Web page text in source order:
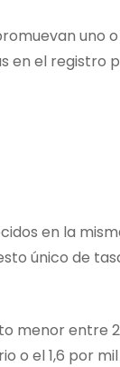
uno
en el registro
en la
único de
menor entre
o el 1,6 por